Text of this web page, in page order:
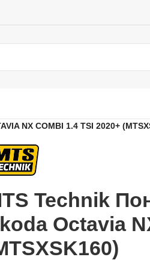
NX COMBI 1.4 TSI 2020+
Technik
Octavia